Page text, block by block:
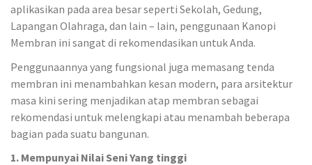
aplikasikan pada area besar seperti Sekolah, Gedung,
Lapangan Olahraga, dan lain – lain, penggunaan Kanopi
Membran ini sangat di rekomendasikan untuk Anda.
Penggunaannya yang fungsional juga memasang tenda
membran ini menambahkan kesan modern, para arsitektur
masa kini sering menjadikan atap membran sebagai
rekomendasi untuk melengkapi atau menambah beberapa
bagian pada suatu bangunan.
1. Mempunyai Nilai Seni Yang tinggi